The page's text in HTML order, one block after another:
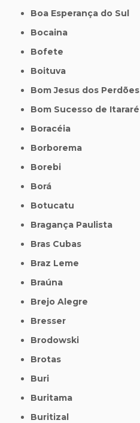
Boa Esperança do Sul
Bocaina
Bofete
Boituva
Bom Jesus dos Perdões
Bom Sucesso de Itararé
Boracéia
Borborema
Borebi
Borá
Botucatu
Bragança Paulista
Bras Cubas
Braz Leme
Braúna
Brejo Alegre
Bresser
Brodowski
Brotas
Buri
Buritama
Buritizal